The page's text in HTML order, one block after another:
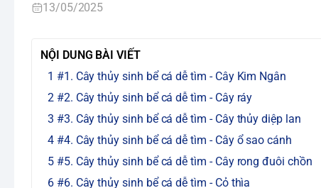
13/05/2025
NỘI DUNG BÀI VIẾT
#1. Cây thủy sinh bể cá dễ tìm - Cây Kim Ngân
#2. Cây thủy sinh bể cá dễ tìm - Cây ráy
#3. Cây thủy sinh bể cá dễ tìm - Cây thủy diệp lan
#4. Cây thủy sinh bể cá dễ tìm - Cây ổ sao cánh
#5. Cây thủy sinh bể cá dễ tìm - Cây rong đuôi chồn
#6. Cây thủy sinh bể cá dễ tìm - Cỏ thìa